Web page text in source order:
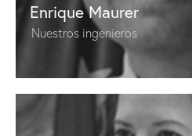
Enrique Maurer
Nuestros ingenieros